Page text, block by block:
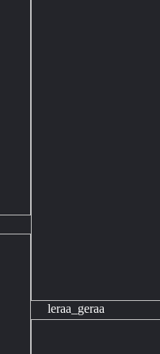
leraa_geraa